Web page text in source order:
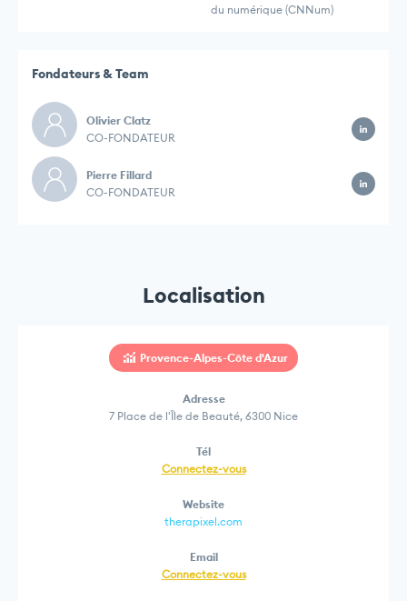
du numérique (CNNum)
Fondateurs & Team
Olivier Clatz
CO-FONDATEUR
Pierre Fillard
CO-FONDATEUR
Localisation
Provence-Alpes-Côte d'Azur
Adresse
7 Place de l'Île de Beauté, 6300 Nice
Tél
Connectez-vous
Website
therapixel.com
Email
Connectez-vous